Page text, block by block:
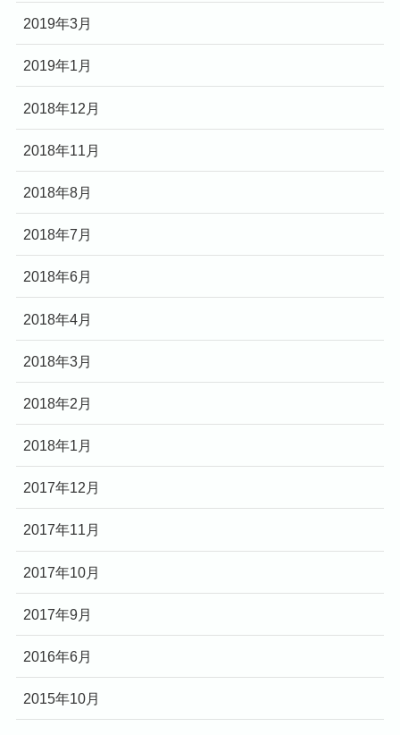
2019年3月
2019年1月
2018年12月
2018年11月
2018年8月
2018年7月
2018年6月
2018年4月
2018年3月
2018年2月
2018年1月
2017年12月
2017年11月
2017年10月
2017年9月
2016年6月
2015年10月